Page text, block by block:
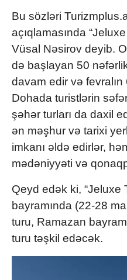
Bu sözləri
açıqlamasında
Vüsal Nəsirov deyib.
də başlayan 50
davam edir və
Dohada turistlərin
şəhər turları da daxil
ən məşhur və tarixi
imkanı əldə edirlər,
mədəniyyəti və
Qeyd edək ki, “Jeluxe
bayramında (22-28
turu, Ramazan
turu təşkil edəcək.